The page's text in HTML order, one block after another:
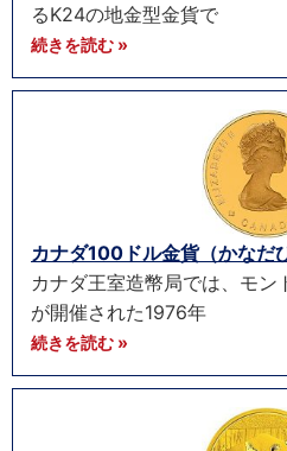
るK24の地金型金貨で
続きを読む »
カナダ100ドル金貨（かなだ
カナダ王室造幣局では、モン
が開催された1976年
続きを読む »